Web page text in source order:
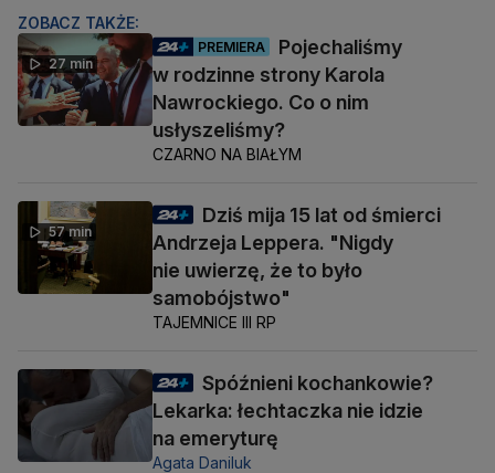
ZOBACZ TAKŻE:
27 min
PREMIERA
Pojechaliśmy
w rodzinne strony Karola
Nawrockiego. Co o nim
usłyszeliśmy?
CZARNO NA BIAŁYM
57 min
Dziś mija 15 lat od śmierci
Andrzeja Leppera. "Nigdy
nie uwierzę, że to było
samobójstwo"
TAJEMNICE III RP
Spóźnieni kochankowie?
Lekarka: łechtaczka nie idzie
na emeryturę
Agata Daniluk